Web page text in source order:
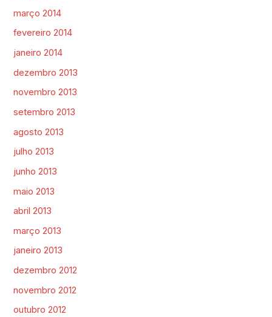
março 2014
fevereiro 2014
janeiro 2014
dezembro 2013
novembro 2013
setembro 2013
agosto 2013
julho 2013
junho 2013
maio 2013
abril 2013
março 2013
janeiro 2013
dezembro 2012
novembro 2012
outubro 2012